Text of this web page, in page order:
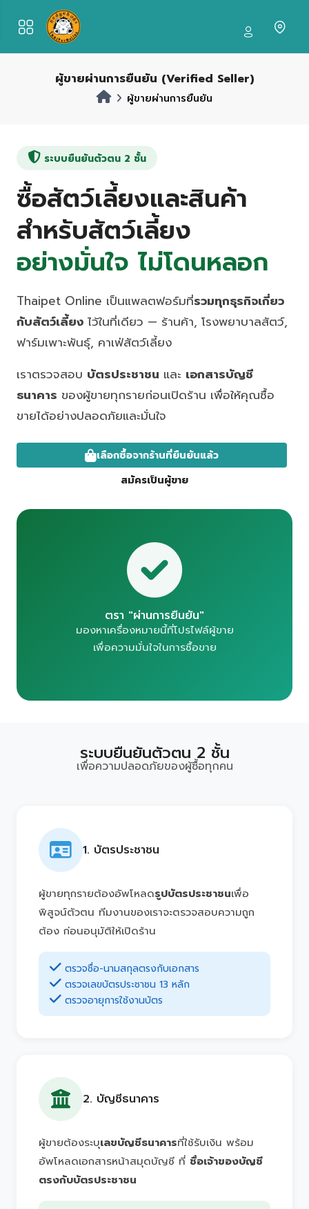
ผู้ขายผ่านการยืนยัน (Verified Seller)
ผู้ขายผ่านการยืนยัน
ระบบยืนยันตัวตน 2 ชั้น
ซื้อสัตว์เลี้ยงและสินค้า
สำหรับสัตว์เลี้ยง
อย่างมั่นใจ ไม่โดนหลอก
Thaipet Online เป็นแพลตฟอร์มที่รวมทุกธุรกิจเกี่ยว
กับสัตว์เลี้ยงไว้ในที่เดียว — ร้านค้า, โรงพยาบาลสัตว์,
ฟาร์มเพาะพันธุ์, คาเฟ่สัตว์เลี้ยง
เราตรวจสอบ บัตรประชาชน และ เอกสารบัญชี
ธนาคาร ของผู้ขายทุกรายก่อนเปิดร้าน เพื่อให้คุณซื้อ
ขายได้อย่างปลอดภัยและมั่นใจ
เลือกซื้อจากร้านที่ยืนยันแล้ว
สมัครเป็นผู้ขาย
ตรา "ผ่านการยืนยัน"
มองหาเครื่องหมายนี้ที่โปรไฟล์ผู้ขาย
เพื่อความมั่นใจในการซื้อขาย
ระบบยืนยันตัวตน 2 ชั้น
เพื่อความปลอดภัยของผู้ซื้อทุกคน
1. บัตรประชาชน
ผู้ขายทุกรายต้องอัพโหลดรูปบัตรประชาชนเพื่อ
พิสูจน์ตัวตน ทีมงานของเราจะตรวจสอบความถูก
ต้อง ก่อนอนุมัติให้เปิดร้าน
ตรวจชื่อ-นามสกุลตรงกับเอกสาร
ตรวจเลขบัตรประชาชน 13 หลัก
ตรวจอายุการใช้งานบัตร
2. บัญชีธนาคาร
ผู้ขายต้องระบุเลขบัญชีธนาคารที่ใช้รับเงิน พร้อม
อัพโหลดเอกสารหน้าสมุดบัญชี ที่ ชื่อเจ้าของบัญชี
ตรงกับบัตรประชาชน